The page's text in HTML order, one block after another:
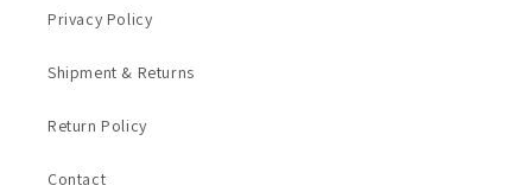
Privacy Policy
Shipment & Returns
Return Policy
Contact